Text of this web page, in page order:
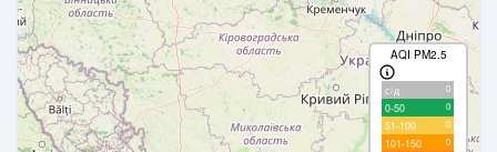
AQI PM2.5
с/д 0
0-50 0
51-100 0
101-150 0